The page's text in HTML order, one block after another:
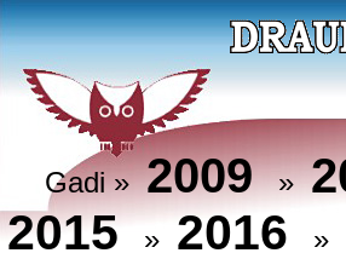
Gadi »2009»
2015 » 2016 »